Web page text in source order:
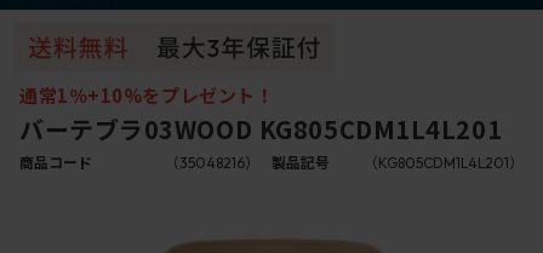
通常1％+10%をプレゼント！
バーテブラ03WOOD KG805CDM1L4L201
商品コード （35048216） 製品記号 （KG805CDM1L4L201）